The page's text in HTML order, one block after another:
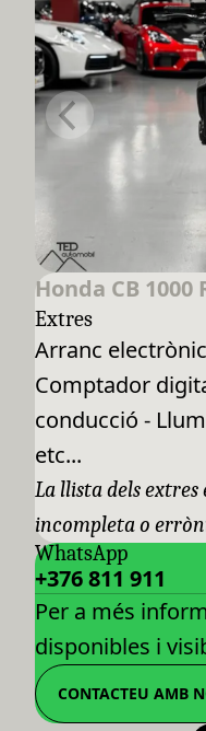
Honda CB 1000
Extres
Arranc
Comptador
conducció -
etc...
La llista dels
incompleta o
WhatsApp
+376 811 911
Per a més
disponibles i
CONTACTEU AMB